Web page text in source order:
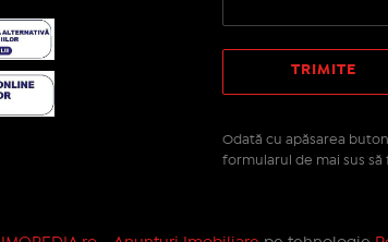
Odată cu apăsarea
formularul de mai sus